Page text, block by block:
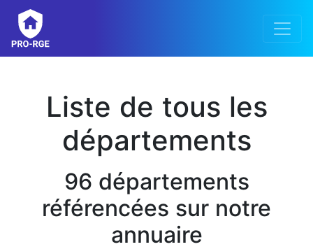
Liste de tous les
départements
96 départements
référencées sur notre
annuaire